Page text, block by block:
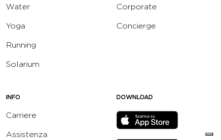
Water
Yoga
Running
Solarium
Corporate
Concierge
INFO
Carriere
Assistenza
DOWNLOAD